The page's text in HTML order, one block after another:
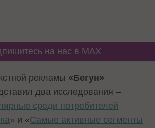
на нас в MAX
рекламы «Бегун»
два исследования –
среди потребителей
» и «Самые активные сегменты